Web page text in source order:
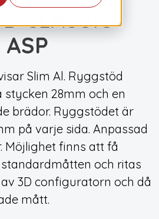
CLASSIC
ASP
Slim Al. Ryggstöd
28mm och en
brädor. Ryggstödet är
på varje sida. Anpassad
Möjlighet finns att få
och ritas
3D configuratorn och då
mått.